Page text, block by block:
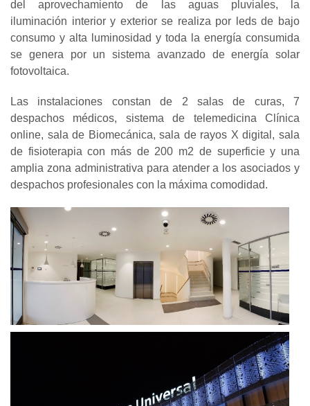
del aprovechamiento de las aguas pluviales, la
iluminación interior y exterior se realiza por leds de bajo
consumo y alta luminosidad y toda la energía consumida
se genera por un sistema avanzado de energía solar
fotovoltaica.
Las instalaciones constan de 2 salas de curas, 7
despachos médicos, sistema de telemedicina Clínica
online, sala de Biomecánica, sala de rayos X digital, sala
de fisioterapia con más de 200 m2 de superficie y una
amplia zona administrativa para atender a los asociados y
despachos profesionales con la máxima comodidad.